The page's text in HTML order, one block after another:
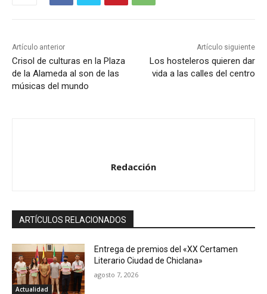
Artículo anterior
Crisol de culturas en la Plaza
de la Alameda al son de las
músicas del mundo
Artículo siguiente
Los hosteleros quieren dar
vida a las calles del centro
Redacción
ARTÍCULOS RELACIONADOS
Actualidad
Entrega de premios del «XX Certamen
Literario Ciudad de Chiclana»
agosto 7, 2026